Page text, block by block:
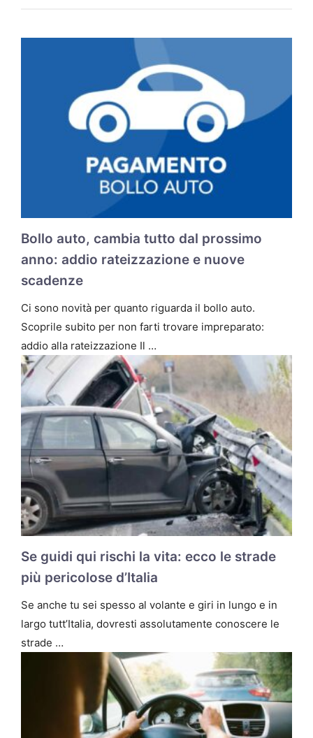
Bollo auto, cambia tutto dal prossimo
anno: addio rateizzazione e nuove
scadenze
Ci sono novità per quanto riguarda il bollo auto.
Scoprile subito per non farti trovare impreparato:
addio alla rateizzazione Il …
Se guidi qui rischi la vita: ecco le strade
più pericolose d’Italia
Se anche tu sei spesso al volante e giri in lungo e in
largo tutt’Italia, dovresti assolutamente conoscere le
strade …